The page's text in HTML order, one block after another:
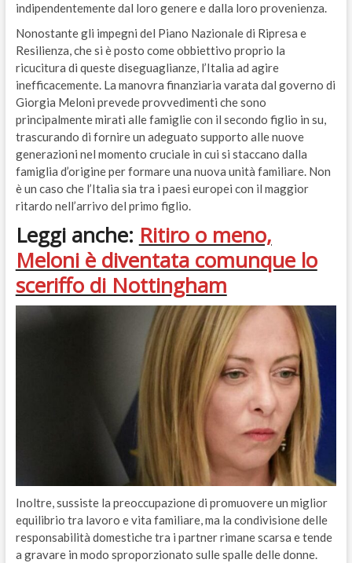
indipendentemente dal loro genere e dalla loro provenienza.
Nonostante gli impegni del Piano Nazionale di Ripresa e
Resilienza, che si è posto come obbiettivo proprio la
ricucitura di queste diseguaglianze, l’Italia ad agire
inefficacemente. La manovra finanziaria varata dal governo di
Giorgia Meloni prevede provvedimenti che sono
principalmente mirati alle famiglie con il secondo figlio in su,
trascurando di fornire un adeguato supporto alle nuove
generazioni nel momento cruciale in cui si staccano dalla
famiglia d’origine per formare una nuova unità familiare. Non
è un caso che l’Italia sia tra i paesi europei con il maggior
ritardo nell’arrivo del primo figlio.
Leggi anche: Ritiro o meno,
Meloni è diventata comunque lo
sceriffo di Nottingham
Inoltre, sussiste la preoccupazione di promuovere un miglior
equilibrio tra lavoro e vita familiare, ma la condivisione delle
responsabilità domestiche tra i partner rimane scarsa e tende
a gravare in modo sproporzionato sulle spalle delle donne.